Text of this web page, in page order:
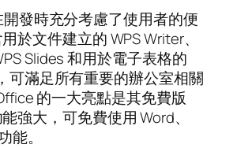
開發時充分考慮了使用者的便
於文件建立的 WPS Writer、
Slides 和用於電子表格的
可滿足所有重要的辦公室相關
的一大亮點是其免費版
強大，可免費使用 Word、
能。